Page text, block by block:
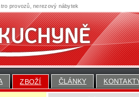
ZBOŽÍ ČLÁNKY
provozů, nerezový nábytek